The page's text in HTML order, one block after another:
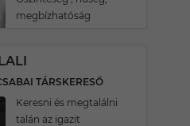
megbízhatóság
TÁRSKERESŐ
Keresni és megtalálni
talán az igazit